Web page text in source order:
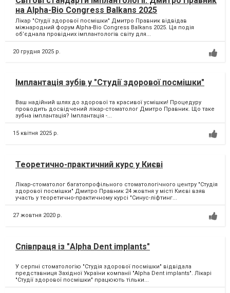
на Alpha-Bio Congress Balkans 2025
Лікар "Студії здорової посмішки" Дмитро Правник відвідав
міжнародний форум Alpha-Bio Congress Balkans 2025. Ця подія
об’єднала провідних імплантологів світу для...
20 грудня 2025 р.
Імплантація зубів у "Студії здорової посмішки"
Ваш надійний шлях до здорової та красивої усмішки! Процедуру
проводить досвідчений лікар-стоматолог Дмитро Правник. Що таке
зубна імплантація? Імплантація -...
15 квітня 2025 р.
Теоретично-практичний курс у Києві
Лікар-стоматолог багатопрофільного стоматологічного центру "Студія
здорової посмішки" Дмитро Правник 24 жовтня у місті Києві взяв
участь у теоретично-практичному курсі "Синус-ліфтинг...
27 жовтня 2020 р.
Співпраця із "Alpha Dent implants"
У серпні стоматологію "Студія здорової посмішки" відвідала
представниця Західної України компанії "Alpha Dent implants". Лікарі
"Студії здорової посмішки" працюють тільки...